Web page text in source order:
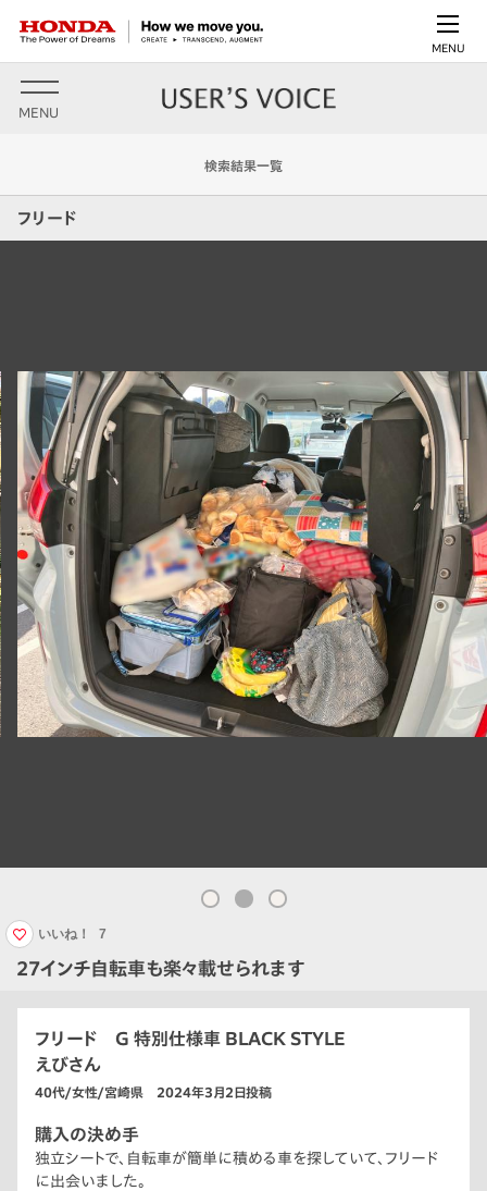
MENU
MENU
検索結果一覧
フリード
27インチ自転車も楽々載せられます
いいね！ 7
フリード G 特別仕様車 BLACK STYLE
えびさん
40代/女性/宮崎県 2024年3月2日投稿
購入の決め手
独立シートで、自転車が簡単に積める車を探していて、フリード
に出会いました。